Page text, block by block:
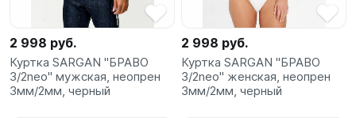
2 998 руб.
Куртка SARGAN "БРАВО
3/2neo" мужская, неопрен
3мм/2мм, черный
2 998 руб.
Куртка SARGAN "БРАВО
3/2neo" женская, неопрен
3мм/2мм, черный